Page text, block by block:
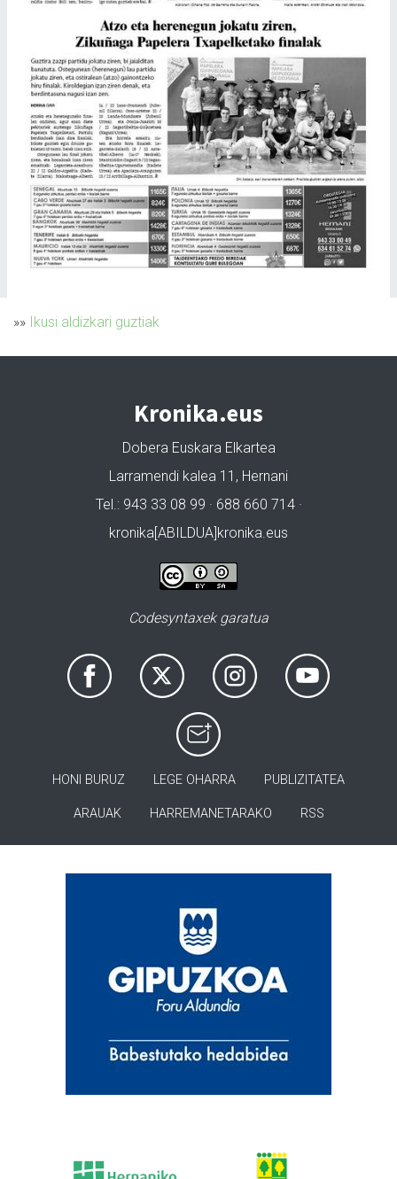
»» Ikusi aldizkari guztiak
Kronika.eus
Dobera Euskara Elkartea
Larramendi kalea 11, Hernani
Tel.: 943 33 08 99 · 688 660 714 ·
kronika[ABILDUA]kronika.eus
Codesyntaxek garatua
HONI BURUZ LEGE OHARRA PUBLIZITATEA
ARAUAK HARREMANETARAKO RSS